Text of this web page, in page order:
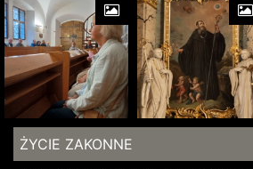
ŻYCIE ZAKONNE